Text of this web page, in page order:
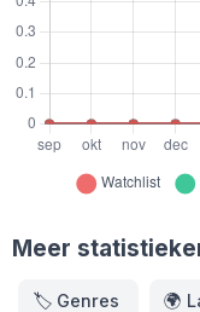
Meer
🏷️ Genres 🌍